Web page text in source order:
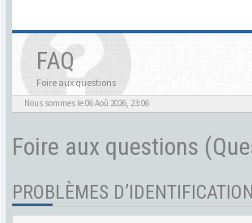
FAQ
Foire aux questions
Nous sommes le 06 Aoû 2026, 23:06
Foire aux questions
PROBLÈMES